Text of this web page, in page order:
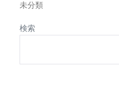
未分類
検索